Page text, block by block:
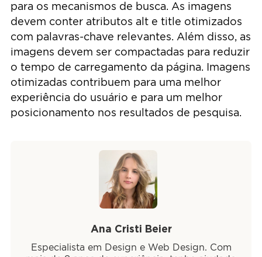
para os mecanismos de busca. As imagens
devem conter atributos alt e title otimizados
com palavras-chave relevantes. Além disso, as
imagens devem ser compactadas para reduzir
o tempo de carregamento da página. Imagens
otimizadas contribuem para uma melhor
experiência do usuário e para um melhor
posicionamento nos resultados de pesquisa.
Ana Cristi Beier
Especialista em Design e Web Design. Com